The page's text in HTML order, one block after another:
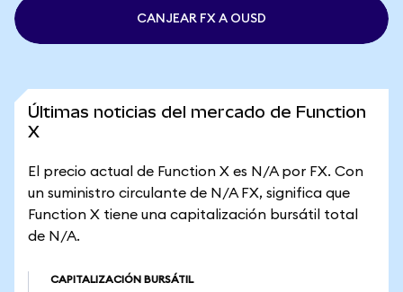
CANJEAR FX A OUSD
Últimas noticias del mercado de Function
X
El precio actual de Function X es N/A por FX. Con
un suministro circulante de N/A FX, significa que
Function X tiene una capitalización bursátil total
de N/A.
CAPITALIZACIÓN BURSÁTIL